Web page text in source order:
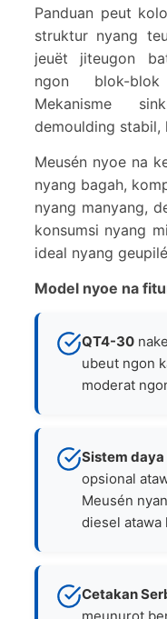
Panduan peut
struktur nyang
jeuët jiteugon
ngon blok-blok
Mekanisme
demoulding stabil,
Meusén nyoe na
nyang bagah,
nyang manyang,
konsumsi nyang
ideal nyang
Model nyoe na
QT4-30
ubeut ngon
moderat
Sistem daya
opsional
Meusén
diesel atawa
Cetakan